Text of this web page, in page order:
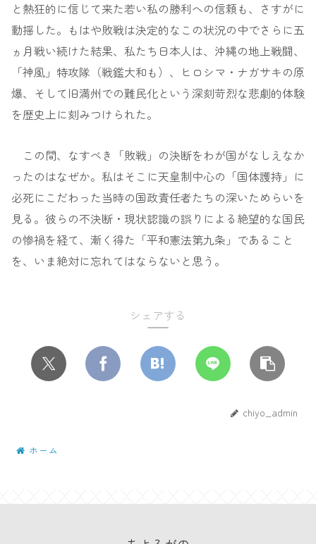
と熱狂的に信じて来た若い私の勝利への信頼も、さすがに
動揺した。もはや敗戦は決定的なこの状況の中でさらに五
ヵ月戦い続けた結果、私たち日本人は、沖縄の地上戦闘、
「神風」特攻隊（戦鑑大和も）、ヒロシマ・ナガサキの原
爆、そして旧満州での難民化という深刻苛烈な悲劇的体験
を歴史上に刻みつけられた。
この間、なすべき「敗戦」の決断をわが国がなしえなか
ったのはなぜか。私はそこに天皇制中心の「国体護持」に
必死にこだわった当時の国政責任者たちの深いためらいを
見る。彼らの不決断・現状認識の誤りによる絶望的な国民
の惨禍を経て、漸く得た「平和憲法第九条」であること
を、いま絶対に忘れてはならないと思う。
シェアする
chiyo_admin
ホーム